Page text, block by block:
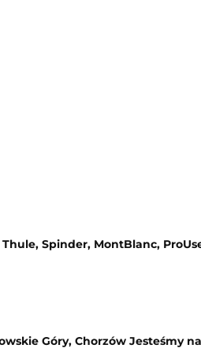
Thule, Spinder, MontBlanc,
Góry, Chorzów Jesteśmy